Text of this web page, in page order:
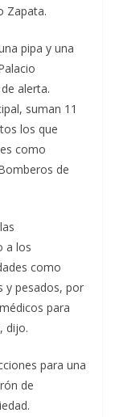
Zapata.
pipa y una
alerta.
suman 11
los que
como
de
a los
como
y pesados, por
para
dijo.
para una
de